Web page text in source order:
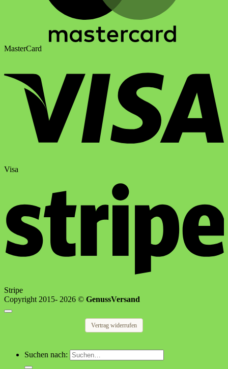
MasterCard
Visa
Stripe
Copyright 2015- 2026 © GenussVersand
Vertrag widerrufen
Suchen nach: